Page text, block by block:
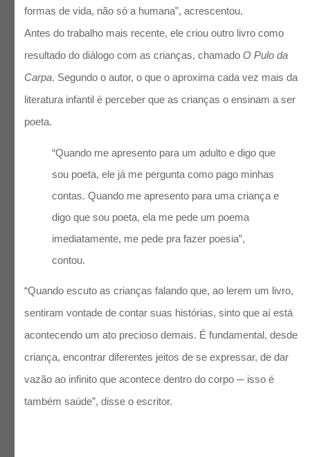
formas de vida, não só a humana”, acrescentou.
Antes do trabalho mais recente, ele criou outro livro como
resultado do diálogo com as crianças, chamadoO Pulo da
Carpa. Segundo o autor, o que o aproxima cada vez mais da
literatura infantil é perceber que as crianças o ensinam a ser
poeta.
“Quando me apresento para um adulto e digo que
sou poeta, ele já me pergunta como pago minhas
contas. Quando me apresento para uma criança e
digo que sou poeta, ela me pede um poema
imediatamente, me pede pra fazer poesia”,
contou.
“Quando escuto as crianças falando que, ao lerem um livro,
sentiram vontade de contar suas histórias, sinto que aí está
acontecendo um ato precioso demais. É fundamental, desde
criança, encontrar diferentes jeitos de se expressar, de dar
vazão ao infinito que acontece dentro do corpo ─ isso é
também saúde”, disse o escritor.